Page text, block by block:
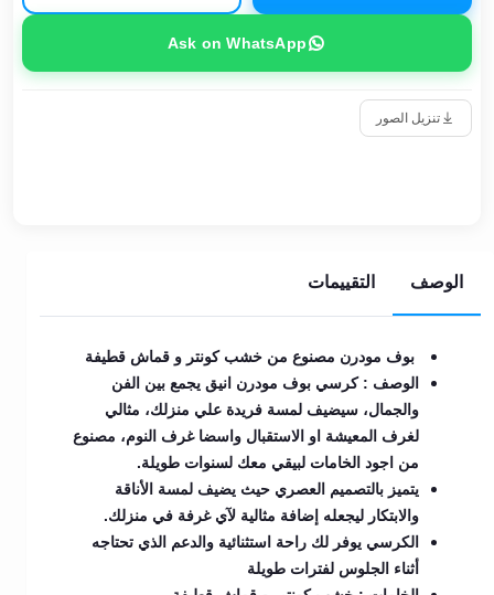
Ask on WhatsApp
تنزيل الصور
الوصف التقييمات
بوف مودرن مصنوع من خشب كونتر و قماش قطيفة
الوصف : كرسي بوف مودرن انيق يجمع بين الفن
والجمال، سيضيف لمسة فريدة علي منزلك، مثالي
لغرف المعيشة او الاستقبال واسضا غرف النوم، مصنوع
من اجود الخامات لبيقي معك لسنوات طويلة.
يتميز بالتصميم العصري حيث يضيف لمسة الأناقة
والابتكار ليجعله إضافة مثالية لآي غرفة في منزلك.
الكرسي يوفر لك راحة استثنائية والدعم الذي تحتاجه
أثناء الجلوس لفترات طويلة